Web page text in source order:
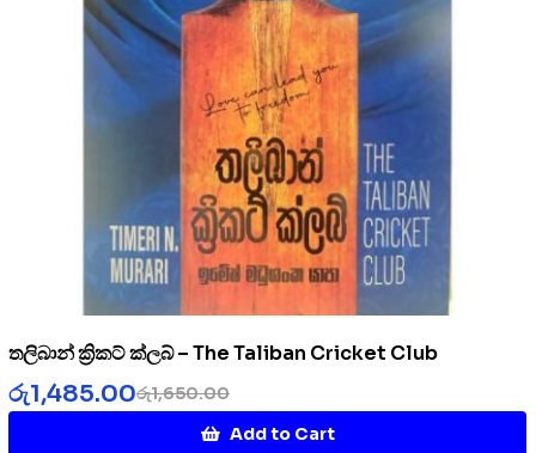
තලිබාන් ක්‍රිකට් ක්ලබ් – The Taliban Cricket Club
රු1,650.00
රු1,485.00
Add to Cart